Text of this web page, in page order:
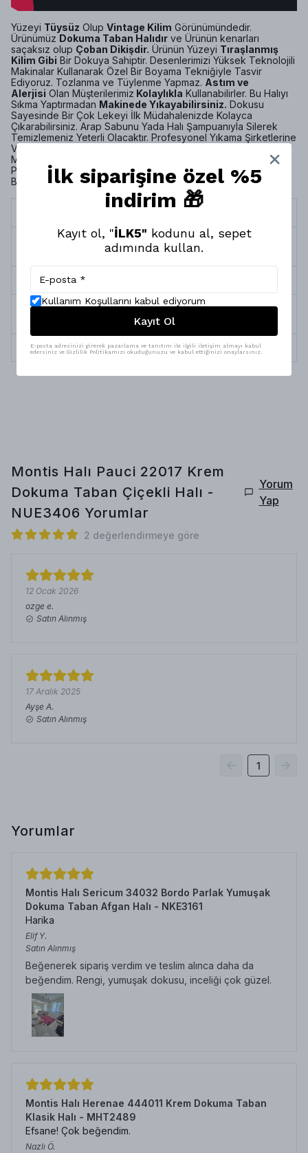
Yüzeyi Tüysüz Olup Vintage Kilim Görünümündedir.
Ürünümüz Dokuma Taban Halıdır ve Ürünün kenarları
saçaksız olup Çoban Dikişdir. Ürünün Yüzeyi Tıraşlanmış
Kilim Gibi Bir Dokuya Sahiptir. Desenlerimizi Yüksek Teknolojili
Makinalar Kullanarak Özel Bir Boyama Tekniğiyle Tasvir
Ediyoruz. Tozlanma ve Tüylenme Yapmaz. Astım ve
Alerjisi Olan Müşterilerimiz Kolaylıkla Kullanabilirler. Bu Halıyı
Sıkma Yaptırmadan Makinede Yıkayabilirsiniz. Dokusu
Sayesinde Bir Çok Lekeyi İlk Müdahalenizde Kolayca
Çıkarabilirsiniz. Arap Sabunu Yada Halı Şampuanıyla Silerek
Temizlemeniz Yeterli Olacaktır. Profesyonel Yıkama Şirketlerine
Verebilirsiniz. Evlerinde
Müşterilerimiz İçin Ürünümüz Uygundur. MONTİS HALI Olarak
Pamuk Rejenere Geri Dönüşüm İpliği Kullanmaktayız.
BöylelikleMONTİS HALIda ÜrünlerimizDoğa Dostudur
Halının Kenar
Çoban Dikiş (Saçaksız)
Halı Tipi
Yıkama &
Makinada Yıkanabilir, Robot Süpürgeye
Uygundur
İplik Çeşitleri Pamuk, Polyester
Montis Halı Pauci 22017 Krem
Dokuma Taban Çiçekli Halı -
NUE3406 Yorumlar
Yorum
Yap
2 değerlendirmeye göre
12 Ocak 2026
ozge e.
Satın Alınmış
17 Aralık 2025
Ayşe A.
Satın Alınmış
1
Yorumlar
Montis Halı Sericum 34032 Bordo Parlak Yumuşak
Dokuma Taban Afgan Halı - NKE3161
Harika
Elif Y.
Satın Alınmış
Beğenerek sipariş verdim ve teslim alınca daha da
beğendim. Rengi, yumuşak dokusu, inceliği çok güzel.
Montis Halı Herenae 444011 Krem Dokuma Taban
Klasik Halı - MHT2489
Efsane! Çok beğendim.
Nazlı Ö.
İlk siparişine özel %5
indirim 🎁
Kayıt ol, "İLK5" kodunu al, sepet
adımında kullan.
Kullanım Koşullarını kabul ediyorum
Kayıt Ol
E-posta adresinizi girerek pazarlama ve tanıtım ile ilgili iletişim almayı kabul
edersiniz ve Gizlilik Politikamızı okuduğunuzu ve kabul ettiğinizi onaylarsınız.